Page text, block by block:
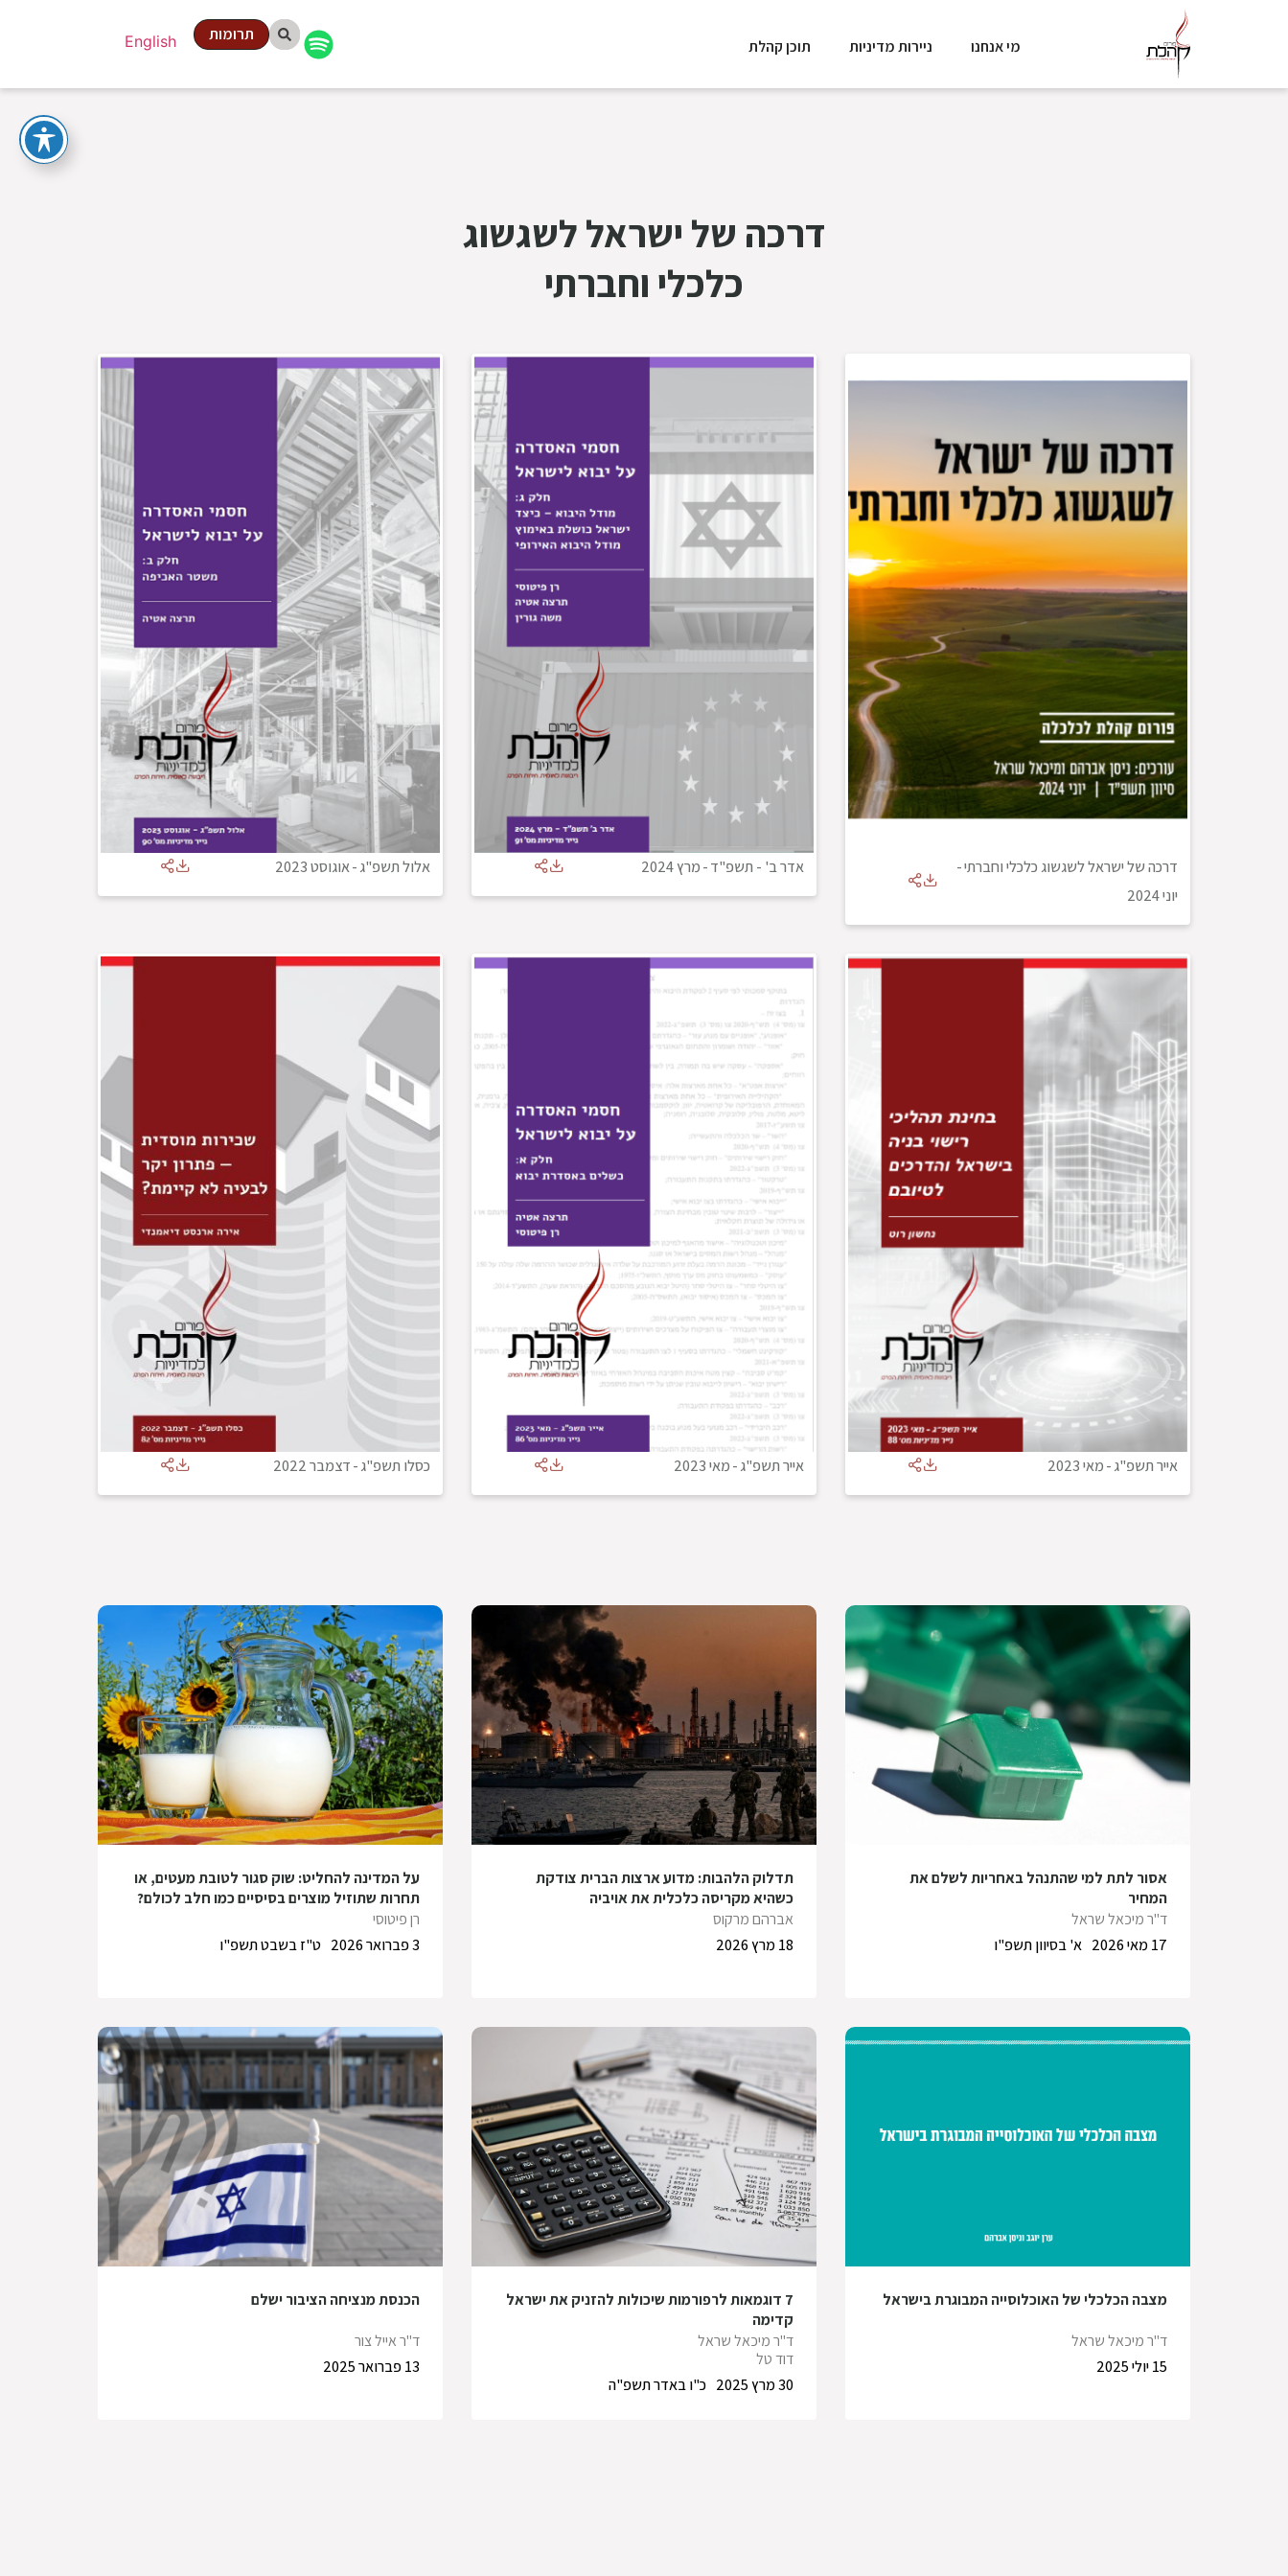
מי אנחנו ניירות מדיניות תוכן קהלת English תרומות
דרכה של ישראל לשגשוג
כלכלי וחברתי
דרכה של ישראל לשגשוג כלכלי וחברתי-
יוני 2024
אדר ב' - תשפ"ד-מרץ 2024 אלול תשפ"ג-אוגוסט 2023
אייר תשפ"ג-מאי 2023 אייר תשפ"ג-מאי 2023 כסלו תשפ"ג-דצמבר 2022
אסור לתת למי שהתנהל באחריות לשלם את
המחיר
ד"ר מיכאל שראל
א' בסיוון תשפ"ו
17 מאי 2026
תדלוק הלהבות: מדוע ארצות הברית צודקת
כשהיא מקריסה כלכלית את אויביה
אברהם מרקוס
18 מרץ 2026
על המדינה להחליט: שוק סגור לטובת מעטים, או
תחרות שתוזיל מוצרים בסיסיים כמו חלב לכולם?
רן פיטוסי
ט"ז בשבט תשפ"ו
3 פברואר 2026
מצבה הכלכלי של האוכלוסייה המבוגרת בישראל
ד"ר מיכאל שראל
15 יולי 2025
7 דוגמאות לרפורמות שיכולות להזניק את ישראל
קדימה
ד"ר מיכאל שראל
דוד טל
כ"ו באדר תשפ"ה
30 מרץ 2025
הכנסת מנציחה הציבור ישלם
ד"ר אייל צור
13 פברואר 2025